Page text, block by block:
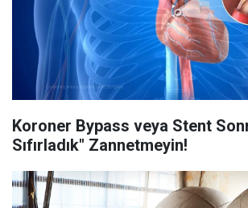
Koroner Bypass veya Stent
Sıfırladık" Zannetmeyin!